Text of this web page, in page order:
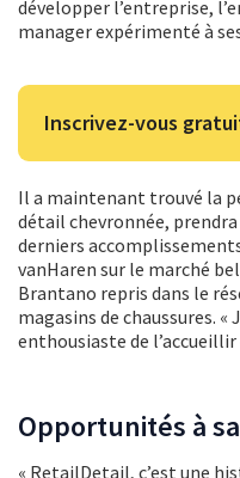
développer l’entreprise,
manager expérimenté à
Inscrivez-vous
Il a maintenant trouvé la
détail chevronnée,
derniers
vanHaren sur le marché
Brantano repris dans le
magasins de chaussures. «
enthousiaste de l’accueillir
Opportunités à
« RetailDetail, c’est une